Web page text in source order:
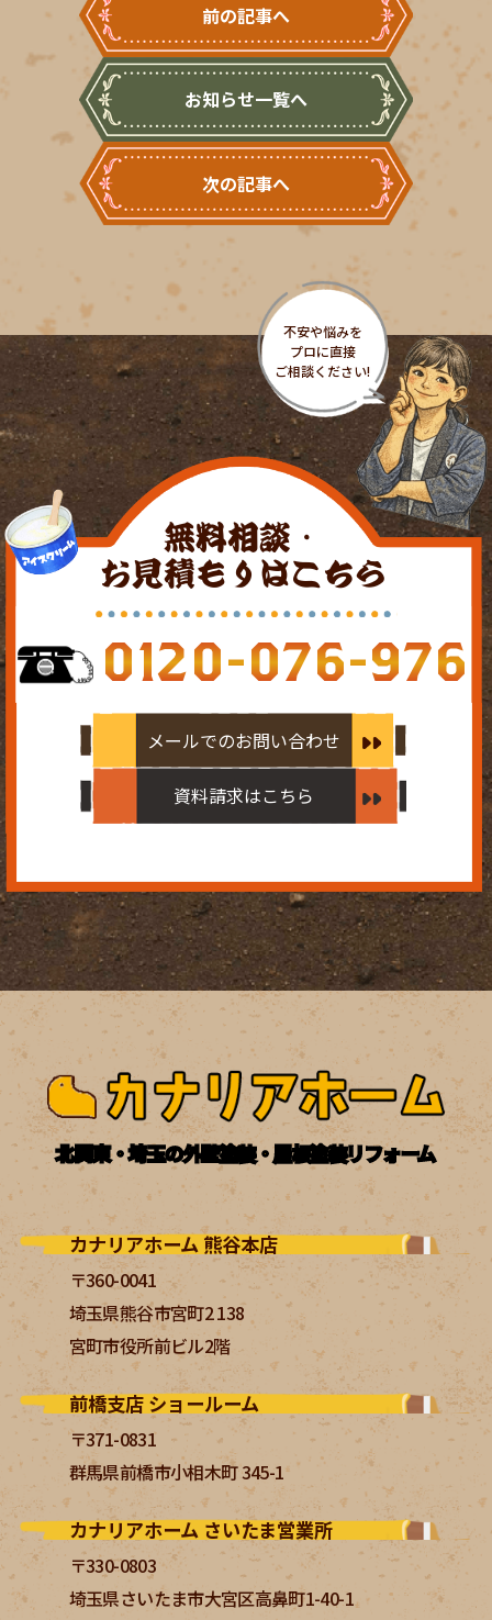
前の記事へ
お知らせ一覧へ
次の記事へ
無料相談・
お見積もりはこちら
0120-076-976
メールでのお問い合わせ
資料請求はこちら
北関東・埼玉の外壁塗装・屋根塗装リフォーム
カナリアホーム 熊谷本店
〒360-0041
埼玉県熊谷市宮町2 138
宮町市役所前ビル2階
前橋支店 ショールーム
〒371-0831
群馬県前橋市小相木町 345-1
カナリアホーム さいたま営業所
〒330-0803
埼玉県さいたま市大宮区高鼻町1-40-1